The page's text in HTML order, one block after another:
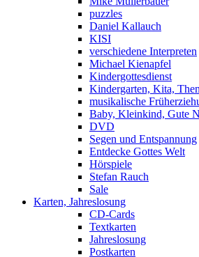
puzzles
Daniel Kallauch
KISI
verschiedene Interpreten
Michael Kienapfel
Kindergottesdienst
Kindergarten, Kita,
musikalische
Baby, Kleinkind, Gute
DVD
Segen und Entspannung
Entdecke Gottes Welt
Hörspiele
Stefan Rauch
Sale
Karten, Jahreslosung
CD-Cards
Textkarten
Jahreslosung
Postkarten